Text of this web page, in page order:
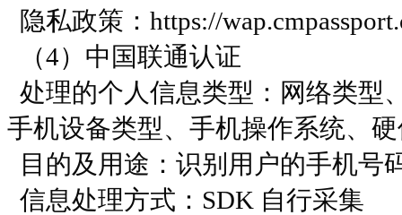
隐私政策：https://
（4）中国联通认证
处理的个人信息类型：网络类型
手机设备类型、手机操作系统、
目的及用途：识别⽤户的⼿机号
信息处理方式：SDK 自行采集